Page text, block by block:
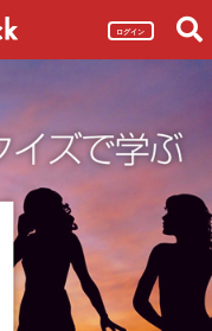
ログイン